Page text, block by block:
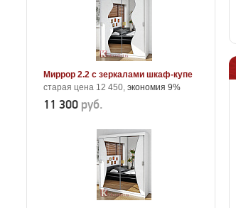
Миррор 2.2 с зеркалами шкаф-купе
старая цена 12 450, экономия 9%
11 300 руб.